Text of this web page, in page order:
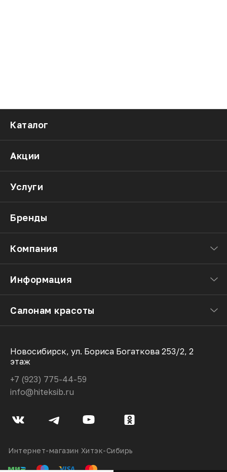
Каталог
Акции
Услуги
Бренды
Компания
Информация
Салонам красоты
Новосибирск, ул. Бориса Богаткова 253/2, 2
этаж
+7 (923) 775-44-59
info@hiteksib.ru
Интернет-магазин Хитэк-Сибирь